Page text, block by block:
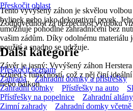
Tento vyvýšený záhon je skvělou
bylinek nebo jako dekorativní prvek.
umožňuje pohodlné zahradničení bez
vašim zádům. Díky odolnému materiálu
použití a snadno se udržuje.
Závěr je jasný: Vyvýšený záhon
vzhled s funkčností, což z něj činí
nebo balkon.
Přeskočit oblast
Zodpovědnost za bezpečnost výrobku
Další kategorie
Přeskočit seznam
Zahrada
Zahradní domky a přístřešky
Zahradní domky
Přístřešky na auto
Přístřešky na popelnice
Zahradní altány
Zimní zahrady
Zahradní domky včetně